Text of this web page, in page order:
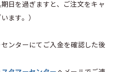
日を過ぎますと、ご注文をキャ
ます。）
ンターにてご入金を確認した後